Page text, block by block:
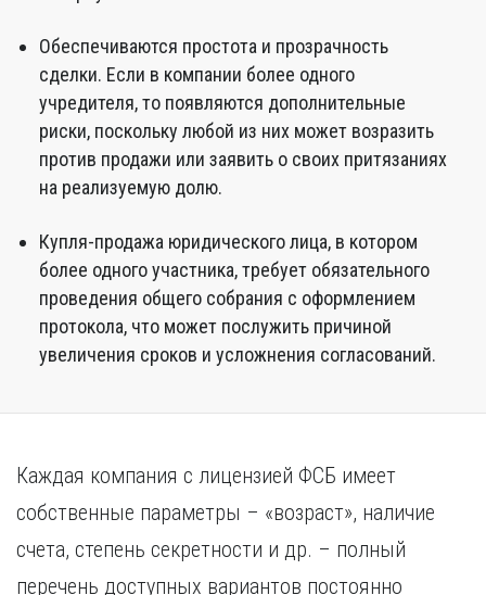
Обеспечиваются простота и прозрачность
сделки. Если в компании более одного
учредителя, то появляются дополнительные
риски, поскольку любой из них может возразить
против продажи или заявить о своих притязаниях
на реализуемую долю.
Купля-продажа юридического лица, в котором
более одного участника, требует обязательного
проведения общего собрания с оформлением
протокола, что может послужить причиной
увеличения сроков и усложнения согласований.
Каждая компания с лицензией ФСБ имеет
собственные параметры – «возраст», наличие
счета, степень секретности и др. – полный
перечень доступных вариантов постоянно